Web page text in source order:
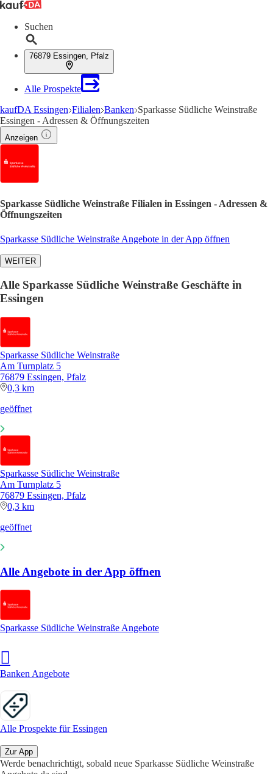
Suchen
76879 Essingen, Pfalz
Alle Prospekte
kaufDA Essingen Filialen Banken Sparkasse Südliche Weinstraße
Essingen - Adressen & Öffnungszeiten
Anzeigen
Sparkasse Südliche Weinstraße Filialen in Essingen - Adressen &
Öffnungszeiten
Sparkasse Südliche Weinstraße Angebote in der App öffnen
WEITER
Alle Sparkasse Südliche Weinstraße Geschäfte in
Essingen
Sparkasse Südliche Weinstraße
Am Turnplatz 5
76879 Essingen, Pfalz
0,3 km
geöffnet
Sparkasse Südliche Weinstraße
Am Turnplatz 5
76879 Essingen, Pfalz
0,3 km
geöffnet
Alle Angebote in der App öffnen
Sparkasse Südliche Weinstraße Angebote
Banken Angebote
Alle Prospekte für Essingen
Zur App
Werde benachrichtigt, sobald neue Sparkasse Südliche Weinstraße